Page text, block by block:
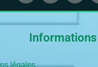
Informations
légales